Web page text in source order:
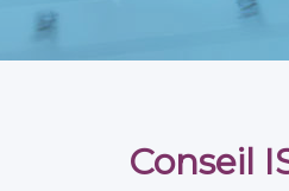
Conseil